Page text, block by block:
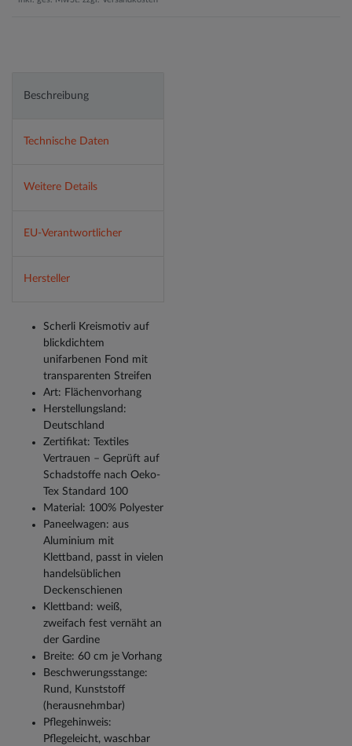
Beschreibung
Technische Daten
Weitere Details
EU-Verantwortlicher
Hersteller
Scherli Kreismotiv auf
blickdichtem
unifarbenen Fond mit
transparenten Streifen
Art: Flächenvorhang
Herstellungsland:
Deutschland
Zertifikat: Textiles
Vertrauen – Geprüft auf
Schadstoffe nach Oeko-
Tex Standard 100
Material: 100% Polyester
Paneelwagen: aus
Aluminium mit
Klettband, passt in vielen
handelsüblichen
Deckenschienen
Klettband: weiß,
zweifach fest vernäht an
der Gardine
Breite: 60 cm je Vorhang
Beschwerungsstange:
Rund, Kunststoff
(herausnehmbar)
Pflegehinweis:
Pflegeleicht, waschbar